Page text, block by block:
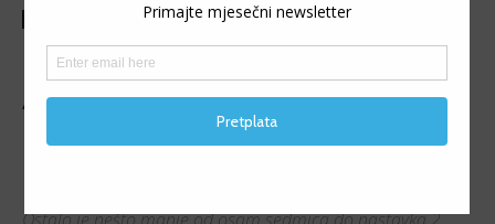
USUSRET DRUGOJ ETAPI
ARL SARAJEVO: Dobri
rezultati i novi rekordi neće